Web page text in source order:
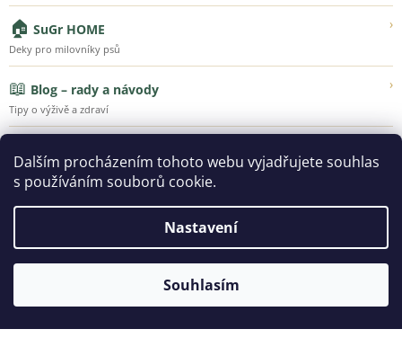
Dalším procházením tohoto webu vyjadřujete souhlas
s používáním souborů cookie.
Nastavení
Souhlasím
🏠 SuGr HOME ›
Deky pro milovníky psů
📖 Blog – rady a návody ›
Tipy o výživě a zdraví
Poznejte Super-Granule
Copyright 2026SUPER-GRANULE.CZ | Jsme tu pro ty, kteří
vás milují.... Všechna práva vyhrazena.